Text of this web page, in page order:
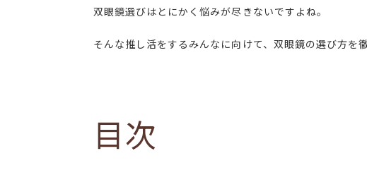
双眼鏡選びはとにかく悩みが尽きないですよね。
そんな推し活をするみんなに向けて、双眼鏡の選び方を
目次